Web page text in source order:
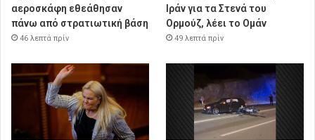
αεροσκάφη εθεάθησαν
πάνω από στρατιωτική βάση
46 λεπτά πρίν
Ιράν για τα Στενά του
Ορμούζ, λέει το Ομάν
49 λεπτά πρίν